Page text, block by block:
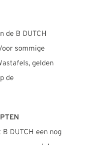
de B DUTCH
sommige
gelden
de
DUTCH een nog